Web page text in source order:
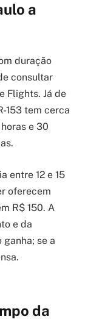
a
duração
consultar
Flights. Já de
153 tem cerca
e 30
entre 12 e 15
oferecem
R$ 150. A
e da
ganha; se a
da